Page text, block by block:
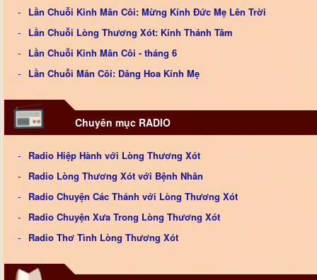
Lần Chuỗi Kinh Mân Côi: Mừng Kính Đức Mẹ Lên Trời
Lần Chuỗi Lòng Thương Xót: Kính Thánh Tâm
Lần Chuỗi Kinh Mân Côi - tháng 6
Lần Chuỗi Mân Côi: Dâng Hoa Kính Mẹ
Chuyên mục RADIO
Radio Hiệp Hành với Lòng Thương Xót
Radio Lòng Thương Xót với Bệnh Nhân
Radio Chuyện Các Thánh với Lòng Thương Xót
Radio Chuyện Xưa Trong Lòng Thương Xót
Radio Thơ Tình Lòng Thương Xót